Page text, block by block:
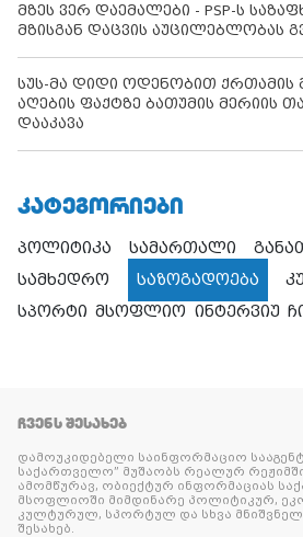
მზეს ვერ დაემალები - PSP-ს
მზისგან დაცვის აუცილებლობას
სუს-მა დიდი ოდენობით ქრთამის
აღების ფაქტზე ბათუმის მერიის
დააკავა
ᲙᲐᲢᲔᲒᲝᲠᲘᲔᲑᲘ
პოლიტიკა სამართალი
სამხედრო
საზოგადოება
სპორტი მსოფლიო ინტერვიუ
ᲩᲕᲔᲜᲡ ᲨᲔᲡᲐᲮᲔᲑ
დამოუკიდებელი საინფორმაციო
საქართველო” მუშაობს რეალურ
ამომწურავ, ობიექტურ ინფორმაციას
მსოფლიოში მიმდინარე პოლიტიკურ,
კულტურულ, სპორტულ და სხვა
შესახებ.